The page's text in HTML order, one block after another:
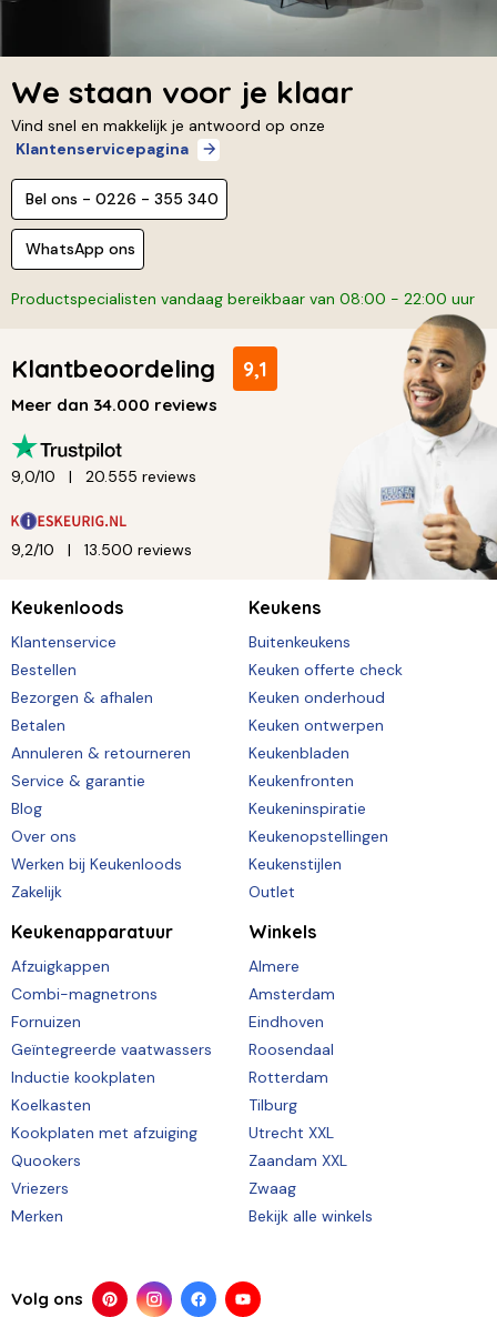
We staan voor je klaar
Vind snel en makkelijk je antwoord op onze
Klantenservicepagina
Bel ons - 0226 - 355 340
WhatsApp ons
Productspecialisten vandaag bereikbaar van 08:00 - 22:00 uur
Klantbeoordeling 9,1
Meer dan 34.000 reviews
9,0/10 20.555 reviews
9,2/10 13.500 reviews
Keukenloods
Klantenservice
Bestellen
Bezorgen & afhalen
Betalen
Annuleren & retourneren
Service & garantie
Blog
Over ons
Werken bij Keukenloods
Zakelijk
Keukens
Buitenkeukens
Keuken offerte check
Keuken onderhoud
Keuken ontwerpen
Keukenbladen
Keukenfronten
Keukeninspiratie
Keukenopstellingen
Keukenstijlen
Outlet
Keukenapparatuur
Afzuigkappen
Combi-magnetrons
Fornuizen
Geïntegreerde vaatwassers
Inductie kookplaten
Koelkasten
Kookplaten met afzuiging
Quookers
Vriezers
Merken
Winkels
Almere
Amsterdam
Eindhoven
Roosendaal
Rotterdam
Tilburg
Utrecht XXL
Zaandam XXL
Zwaag
Bekijk alle winkels
Volg ons